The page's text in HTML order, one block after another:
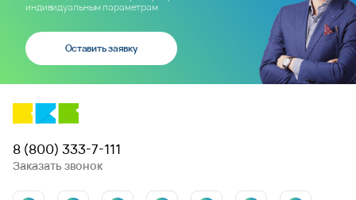
индивидуальным параметрам
Оставить заявку
8 (800) 333-7-111
Заказать звонок